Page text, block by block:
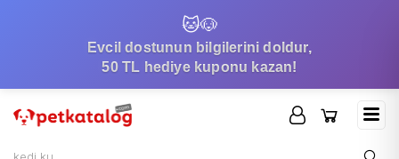
🐱🐶
Evcil dostunun bilgilerini doldur,
50 TL hediye kuponu kazan!